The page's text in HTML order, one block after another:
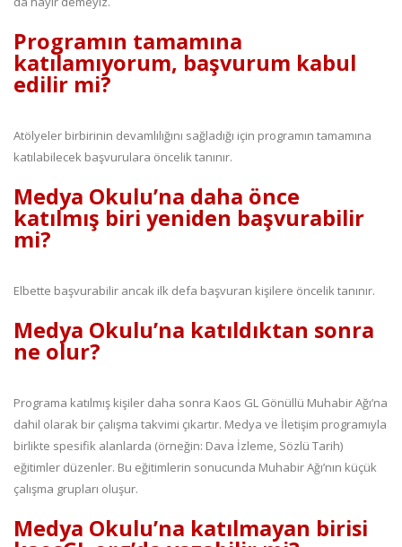
Programın tamamına
katılamıyorum, başvurum kabul
edilir mi?
Atölyeler birbirinin devamlılığını sağladığı için programın tamamına
katılabilecek başvurulara öncelik tanınır.
Medya Okulu’na daha önce
katılmış biri yeniden başvurabilir
mi?
Elbette başvurabilir ancak ilk defa başvuran kişilere öncelik tanınır.
Medya Okulu’na katıldıktan sonra
ne olur?
Programa katılmış kişiler daha sonra Kaos GL Gönüllü Muhabir Ağı’na
dahil olarak bir çalışma takvimi çıkartır. Medya ve İletişim programıyla
birlikte spesifik alanlarda (örneğin: Dava İzleme, Sözlü Tarih)
eğitimler düzenler. Bu eğitimlerin sonucunda Muhabir Ağı’nın küçük
çalışma grupları oluşur.
Medya Okulu’na katılmayan birisi